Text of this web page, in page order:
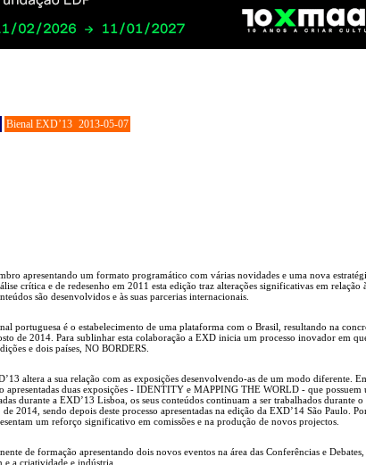
Bienal EXD’13 2013-05-07
apresentando um formato programático com várias novidades e uma nova
crítica e de redesenho em 2011 esta edição traz alterações significativas em relação
são desenvolvidos e às suas parcerias internacionais.
portuguesa é o estabelecimento de uma plataforma com o Brasil, resultando na
de 2014. Para sublinhar esta colaboração a EXD inicia um processo inovador em
e dois países, NO BORDERS.
altera a sua relação com as exposições desenvolvendo-as de um modo diferente.
apresentadas duas exposições - IDENTITY e MAPPING THE WORLD - que possuem
durante a EXD’13 Lisboa, os seus conteúdos continuam a ser trabalhados durante o
2014, sendo depois deste processo apresentadas na edição da EXD’14 São Paulo.
um reforço significativo em comissões e na produção de novos projectos.
de formação apresentando dois novos eventos na área das Conferências e Debates,
e a criatividade e indústria.